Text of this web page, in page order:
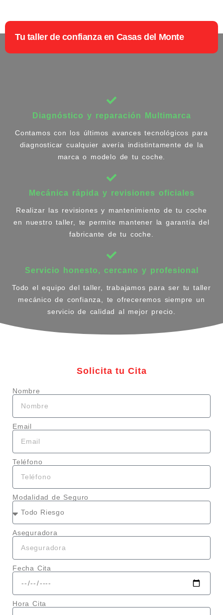
Tu taller de confianza en Casas del Monte
Diagnóstico y reparación Multimarca
Contamos con los últimos avances tecnológicos para
diagnosticar cualquier avería indistintamente de la
marca o modelo de tu coche.
Mecánica rápida y revisiones oficiales
Realizar las revisiones y mantenimiento de tu coche
en nuestro taller, te permite mantener la garantía del
fabricante de tu coche.
Servicio honesto, cercano y profesional
Todo el equipo del taller, trabajamos para ser tu taller
mecánico de confianza, te ofreceremos siempre un
servicio de calidad al mejor precio.
Solicita tu Cita
Nombre
Email
Teléfono
Modalidad de Seguro
Aseguradora
Fecha Cita
Hora Cita